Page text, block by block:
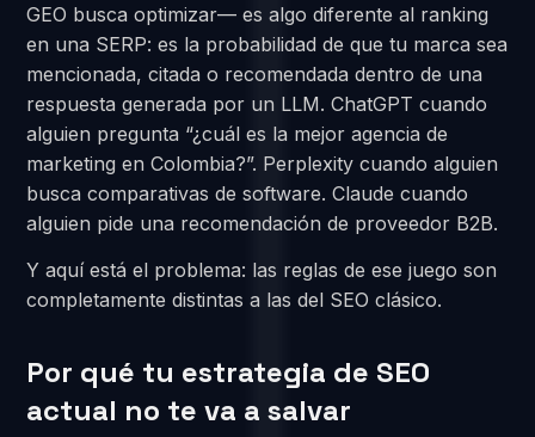
GEO busca optimizar— es algo diferente al ranking
en una SERP: es la probabilidad de que tu marca sea
mencionada, citada o recomendada dentro de una
respuesta generada por un LLM. ChatGPT cuando
alguien pregunta “¿cuál es la mejor agencia de
marketing en Colombia?”. Perplexity cuando alguien
busca comparativas de software. Claude cuando
alguien pide una recomendación de proveedor B2B.
Y aquí está el problema: las reglas de ese juego son
completamente distintas a las del SEO clásico.
Por qué tu estrategia de SEO
actual no te va a salvar